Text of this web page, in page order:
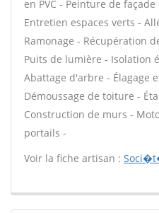
en PVC - Peinture de
Entretien espaces verts -
Ramonage - Récupération
Puits de lumière - Isolation
Abattage d'arbre - Élagage
Démoussage de toiture -
Construction de murs -
portails -
Voir la fiche artisan :